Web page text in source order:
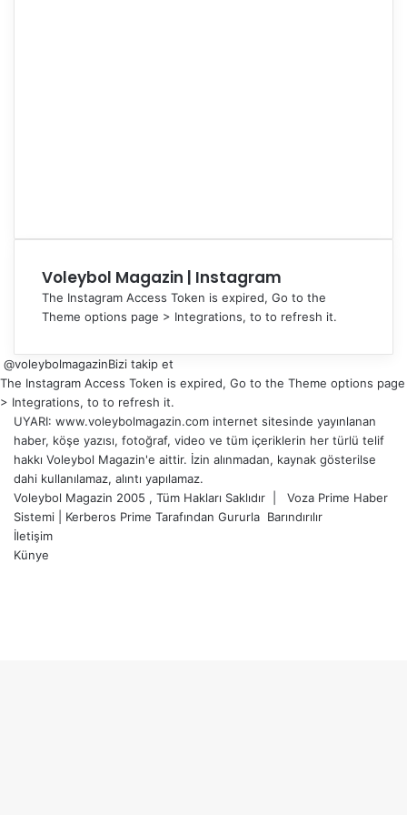
Voleybol Magazin | Instagram
The Instagram Access Token is expired, Go to the
Theme options page > Integrations, to to refresh it.
@voleybolmagazinBizi takip et
The Instagram Access Token is expired, Go to the Theme options page
> Integrations, to to refresh it.
UYARI: www.voleybolmagazin.com internet sitesinde yayınlanan
haber, köşe yazısı, fotoğraf, video ve tüm içeriklerin her türlü telif
hakkı Voleybol Magazin'e aittir. İzin alınmadan, kaynak gösterilse
dahi kullanılamaz, alıntı yapılamaz.
Voleybol Magazin 2005 , Tüm Hakları Saklıdır | Voza Prime Haber
Sistemi
Kerberos Prime Tarafından Gururla Barındırılır
İletişim
Künye